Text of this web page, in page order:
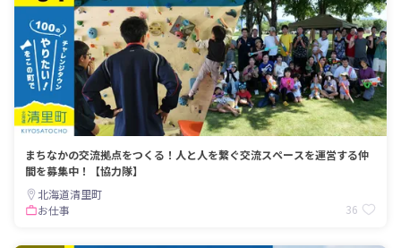
まちなかの交流拠点をつくる！人と人を繋ぐ交流スペースを運営する仲
間を募集中！【協力隊】
北海道清里町
お仕事
36